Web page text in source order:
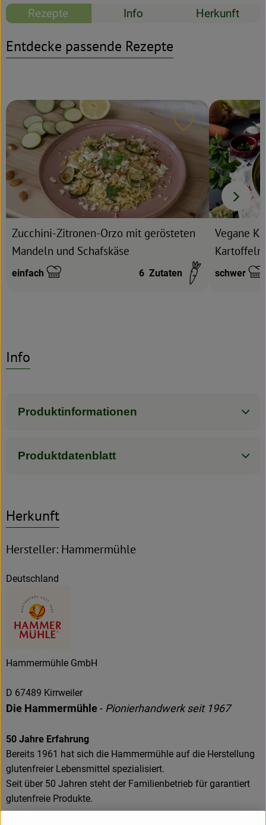
Bio-Kochboxen
Rezeptarchiv
Rezepte Info Herkunft
Entdecke passende Rezepte
Zucchini-Zitronen-Orzo mit gerösteten
Mandeln und Schafskäse
Schwierigkeit:
einfach 6 Zutaten
Rezept zu
Vegane
Kartoffeln
schwer
Info
Produktinformationen
Produktdatenblatt
Herkunft
Hersteller: Hammermühle
Deutschland
Hammermühle GmbH
D 67489 Kirrweiler
Die Hammermühle- Pionierhandwerk seit 1967
50 Jahre Erfahrung
Bereits 1961 hat sich die Hammermühle auf die Herstellung
glutenfreier Lebensmittel spezialisiert.
Seit über 50 Jahren steht der Familienbetrieb für garantiert
glutenfreie Produkte.